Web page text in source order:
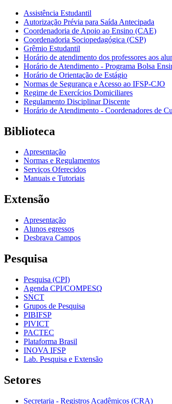
Assistência Estudantil
Autorização Prévia para Saída Antecipada
Coordenadoria de Apoio ao Ensino (CAE)
Coordenadoria Sociopedagógica (CSP)
Grêmio Estudantil
Horário de atendimento dos professores aos
Horário de Atendimento - Programa Bolsa
Horário de Orientação de Estágio
Normas de Segurança e Acesso ao IFSP-CJO
Regime de Exercícios Domiciliares
Regulamento Disciplinar Discente
Horário de Atendimento - Coordenadores de
Biblioteca
Apresentação
Normas e Regulamentos
Serviços Oferecidos
Manuais e Tutoriais
Extensão
Apresentação
Alunos egressos
Desbrava Campos
Pesquisa
Pesquisa (CPI)
Agenda CPI/COMPESQ
SNCT
Grupos de Pesquisa
PIBIFSP
PIVICT
PACTEC
Plataforma Brasil
INOVA IFSP
Lab. Pesquisa e Extensão
Setores
Secretaria - Registros Acadêmicos (CRA)